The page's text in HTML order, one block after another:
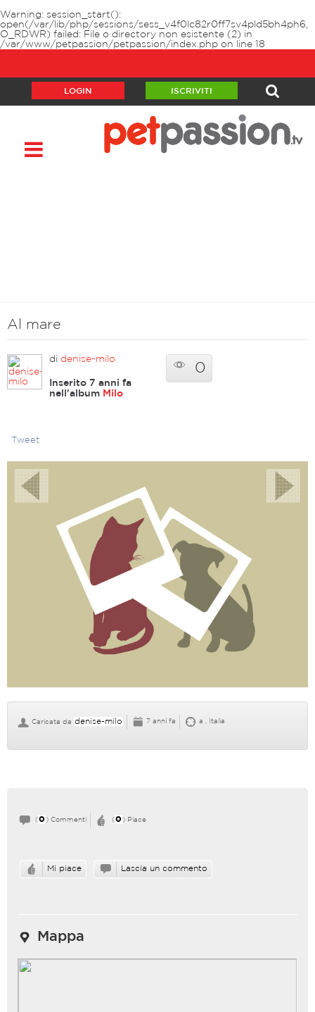
Warning: session_start():
open(/var/lib/php/sessions/sess_v4f0lc82r0ff7sv4pld5bh4ph6,
O_RDWR) failed: File o directory non esistente (2) in
/var/www/petpassion/petpassion/index.php on line 18
LOGIN ISCRIVITI
Al mare
di denise-milo
Inserito 7 anni fa
nell'album Milo
0
Tweet
Caricata da denise-milo 7 anni fa a , Italia
( 0 ) Commenti ( 0 ) Piace
Mi piace Lascia un commento
Mappa